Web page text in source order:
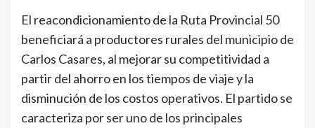
El reacondicionamiento de la Ruta Provincial 50
beneficiará a productores rurales del municipio de
Carlos Casares, al mejorar su competitividad a
partir del ahorro en los tiempos de viaje y la
disminución de los costos operativos. El partido se
caracteriza por ser uno de los principales